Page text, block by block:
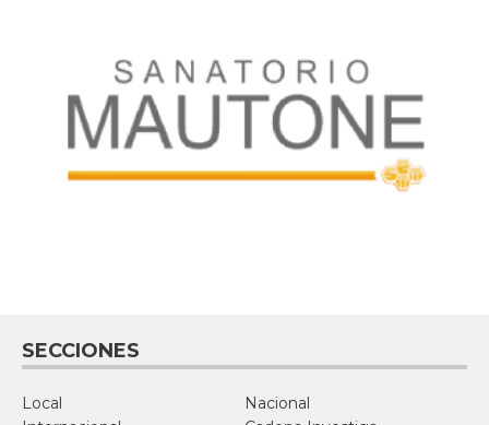
SECCIONES
Local
Nacional